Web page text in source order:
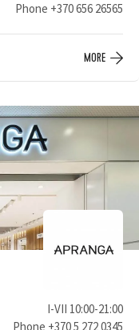
Phone +370 656 26565
MORE
I-VII 10:00-21:00
Phone +370 5 272 0345